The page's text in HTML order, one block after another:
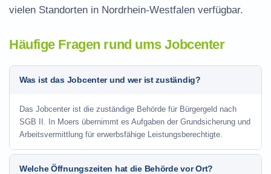
vielen Standorten in Nordrhein-Westfalen verfügbar.
Häufige Fragen rund ums Jobcenter
Was ist das Jobcenter und wer ist zuständig?
Das Jobcenter ist die zuständige Behörde für Bürgergeld nach
SGB II. In Moers übernimmt es Aufgaben der Grundsicherung und
Arbeitsvermittlung für erwerbsfähige Leistungsberechtigte.
Welche Öffnungszeiten hat die Behörde vor Ort?